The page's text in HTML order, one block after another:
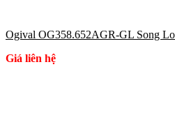
Ogival OG358.652AGR-GL Song
Giá liên hệ